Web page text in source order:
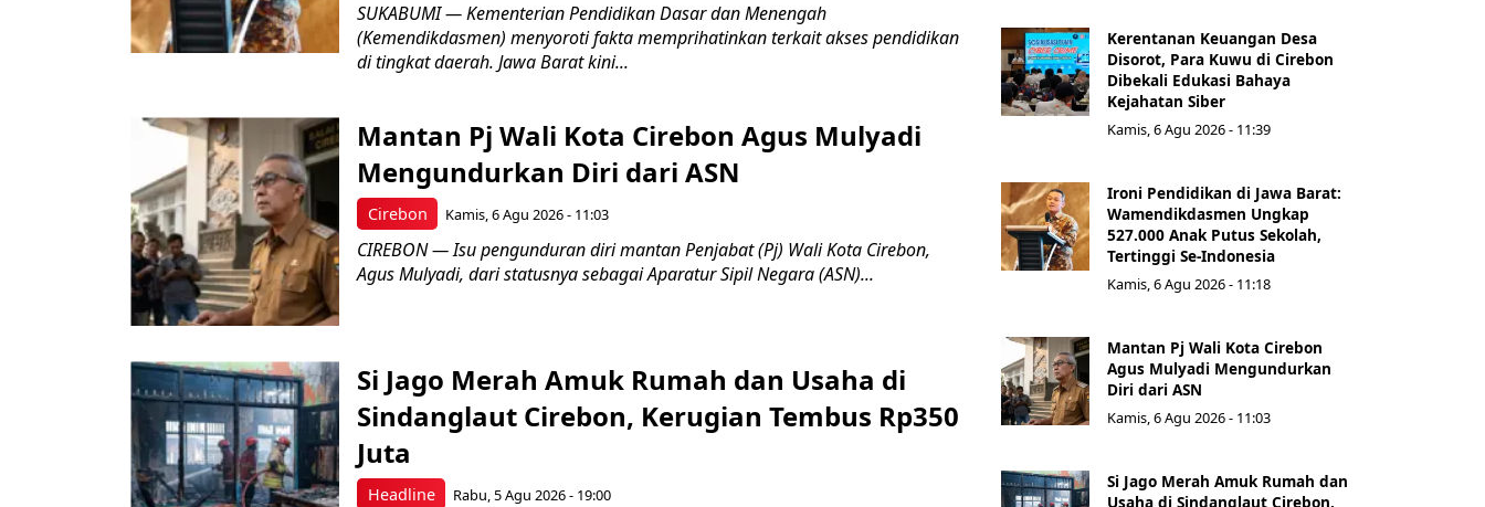
SUKABUMI — Kementerian Pendidikan Dasar dan Menengah
(Kemendikdasmen) menyoroti fakta memprihatinkan terkait akses pendidikan
di tingkat daerah. Jawa Barat kini...
Cirebon
Mantan Pj Wali Kota Cirebon Agus Mulyadi
Mengundurkan Diri dari ASN
Kamis, 6 Agu 2026 - 11:03
CIREBON — Isu pengunduran diri mantan Penjabat (Pj) Wali Kota Cirebon,
Agus Mulyadi, dari statusnya sebagai Aparatur Sipil Negara (ASN)...
Headline
Si Jago Merah Amuk Rumah dan Usaha di
Sindanglaut Cirebon, Kerugian Tembus Rp350
Juta
Rabu, 5 Agu 2026 - 19:00
Kerentanan Keuangan Desa
Disorot, Para Kuwu di Cirebon
Dibekali Edukasi Bahaya
Kejahatan Siber
Kamis, 6 Agu 2026 - 11:39
Ironi Pendidikan di Jawa Barat:
Wamendikdasmen Ungkap
527.000 Anak Putus Sekolah,
Tertinggi Se-Indonesia
Kamis, 6 Agu 2026 - 11:18
Mantan Pj Wali Kota Cirebon
Agus Mulyadi Mengundurkan
Diri dari ASN
Kamis, 6 Agu 2026 - 11:03
Si Jago Merah Amuk Rumah dan
Usaha di Sindanglaut Cirebon,